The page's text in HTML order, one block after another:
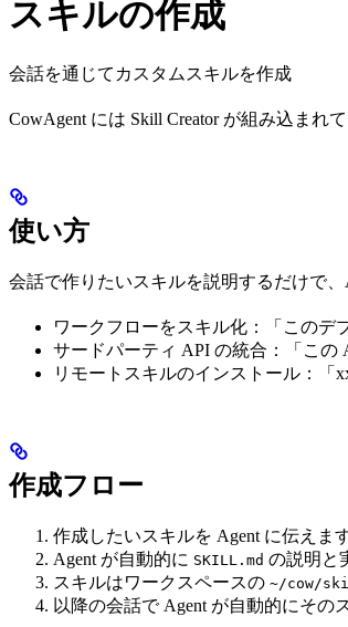
スキルの作成
会話を通じてカスタムスキルを作成
CowAgent には Skill Creator が組み込ま
使い方
会話で作りたいスキルを説明するだけで、
ワークフローをスキル化：「このデ
サードパーティ API の統合：「この
リモートスキルのインストール：「
作成フロー
作成したいスキルを Agent に伝えま
Agent が自動的に SKILL.md の説明と
スキルはワークスペースの ~/cow/
以降の会話で Agent が自動的にその